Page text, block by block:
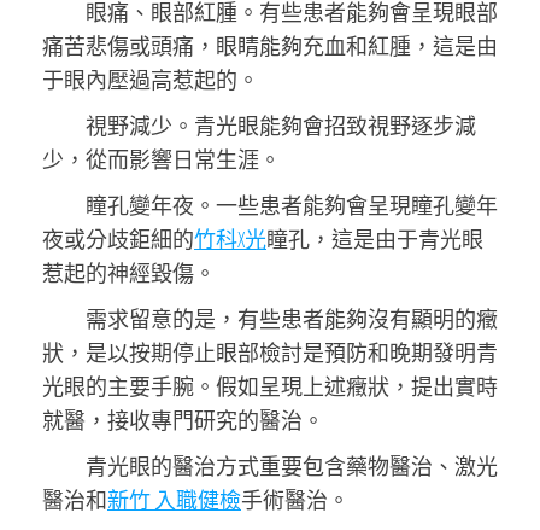
眼痛、眼部紅腫。有些患者能夠會呈現眼部
痛苦悲傷或頭痛，眼睛能夠充血和紅腫，這是由
于眼內壓過高惹起的。
視野減少。青光眼能夠會招致視野逐步減
少，從而影響日常生涯。
瞳孔變年夜。一些患者能夠會呈現瞳孔變年
夜或分歧鉅細的竹科X光瞳孔，這是由于青光眼
惹起的神經毀傷。
需求留意的是，有些患者能夠沒有顯明的癥
狀，是以按期停止眼部檢討是預防和晚期發明青
光眼的主要手腕。假如呈現上述癥狀，提出實時
就醫，接收專門研究的醫治。
青光眼的醫治方式重要包含藥物醫治、激光
醫治和新竹 入職健檢手術醫治。